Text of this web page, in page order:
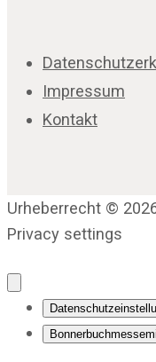
Impressum
Kontakt
Urheberrecht ©
Privacy settings